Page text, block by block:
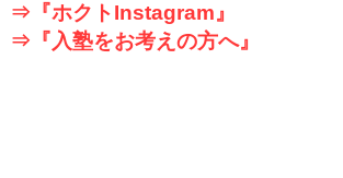
⇒『ホクトInstagram 』
⇒『入塾をお考えの方へ』